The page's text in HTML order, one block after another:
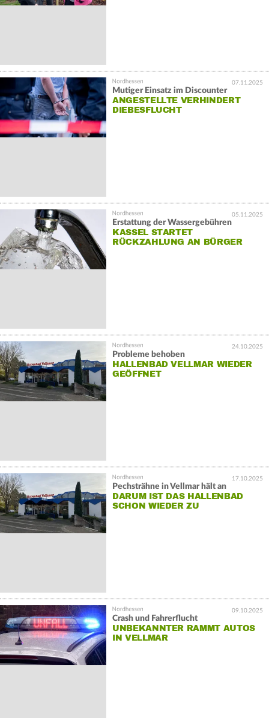
07.11.2025
Mutiger Einsatz im Discounter
ANGESTELLTE VERHINDERT
DIEBESFLUCHT
05.11.2025
Erstattung der Wassergebühren
KASSEL STARTET
RÜCKZAHLUNG AN BÜRGER
24.10.2025
Probleme behoben
HALLENBAD VELLMAR WIEDER
GEÖFFNET
17.10.2025
Pechsträhne in Vellmar hält an
DARUM IST DAS HALLENBAD
SCHON WIEDER ZU
09.10.2025
Crash und Fahrerflucht
UNBEKANNTER RAMMT AUTOS
IN VELLMAR